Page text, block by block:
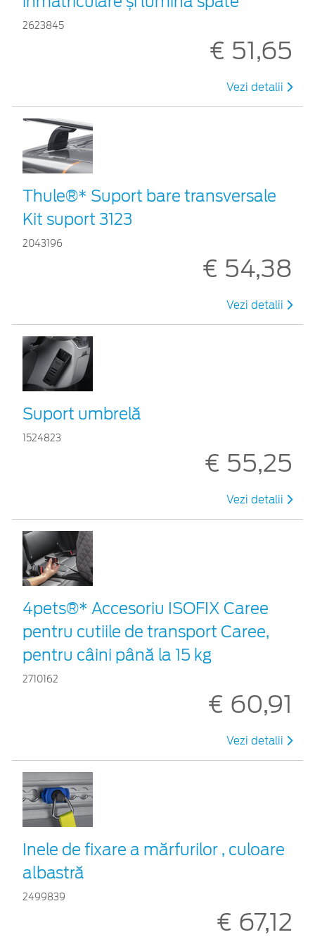
2623845
€ 51,65
Vezi detalii
Thule®* Suport bare transversale
Kit suport 3123
2043196
€ 54,38
Vezi detalii
Suport umbrelă
1524823
€ 55,25
Vezi detalii
4pets®* Accesoriu ISOFIX Caree
pentru cutiile de transport Caree,
pentru câini până la 15 kg
2710162
€ 60,91
Vezi detalii
Inele de fixare a mărfurilor , culoare
albastră
2499839
€ 67,12